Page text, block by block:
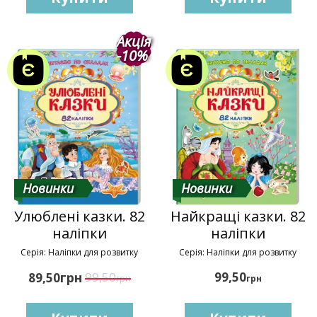
Акція
-10%
Новинки
Улюблені казки. 82
наліпки
Серія: Наліпки для розвитку
89,50грн 99,50грн
Новинки
Найкращі казки. 82
наліпки
Серія: Наліпки для розвитку
99,50грн